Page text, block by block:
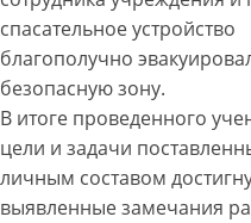
спасательное устройство
благополучно
безопасную зону.
В итоге проведенного
цели и задачи
личным составом
выявленные замечания